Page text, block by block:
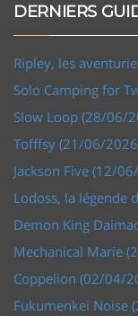
DERNIERS
Ripley, les
Solo Camping for
Slow Loop (28/06/
Tofffsy (21/06/
Jackson Five (12/
Lodoss, la légende
Demon King
Mechanical Marie
Coppelion (02/04/
Fukumenkei Noise